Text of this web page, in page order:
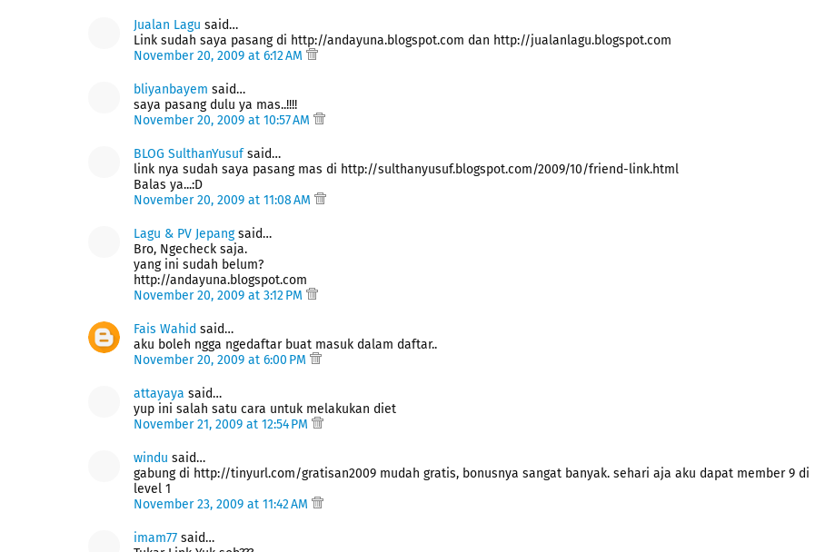
Jualan Lagu said…
Link sudah saya pasang di http://andayuna.blogspot.com dan http://jualanlagu.blogspot.com
November 20, 2009 at 6:12 AM
bliyanbayem said…
saya pasang dulu ya mas..!!!!
November 20, 2009 at 10:57 AM
BLOG SulthanYusufsaid…
link nya sudah saya pasang mas di http://sulthanyusuf.blogspot.com/2009/10/friend-link.html
Balas ya...:D
November 20, 2009 at 11:08 AM
Lagu & PV Jepangsaid…
Bro, Ngecheck saja.
yang ini sudah belum?
http://andayuna.blogspot.com
November 20, 2009 at 3:12 PM
Fais Wahid said…
aku boleh ngga ngedaftar buat masuk dalam daftar..
November 20, 2009 at 6:00 PM
attayaya said…
yup ini salah satu cara untuk melakukan diet
November 21, 2009 at 12:54 PM
windu said…
gabung di http://tinyurl.com/gratisan2009 mudah gratis, bonusnya sangat banyak. sehari aja aku dapat member 9 di
level 1
November 23, 2009 at 11:42 AM
imam77 said…